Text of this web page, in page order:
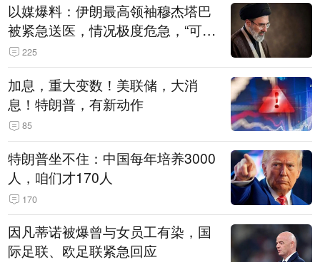
以媒爆料：伊朗最高领袖穆杰塔巴
被紧急送医，情况极度危急，“可能
随时会死去”
225
加息，重大变数！美联储，大消
息！特朗普，有新动作
85
特朗普坐不住：中国每年培养3000
人，咱们才170人
170
因凡蒂诺被爆曾与女员工有染，国
际足联、欧足联紧急回应